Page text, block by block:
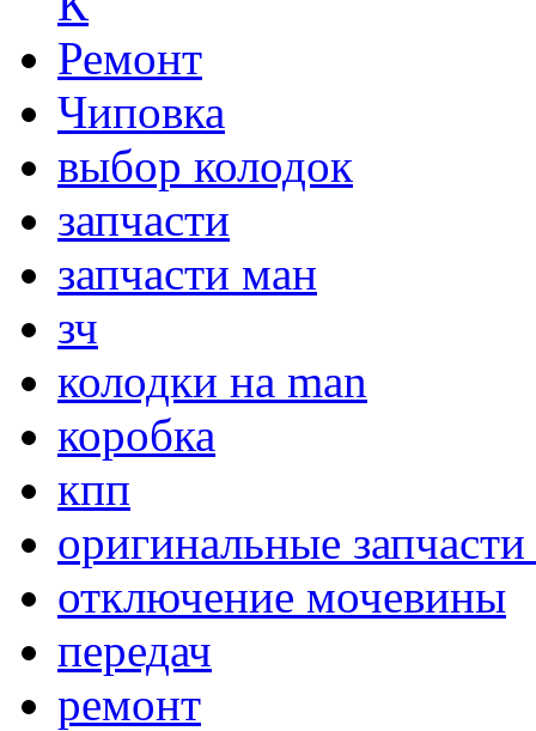
Ремонт
Чиповка
выбор колодок
запчасти
запчасти ман
зч
колодки на man
коробка
кпп
оригинальные
отключение мочевины
передач
ремонт